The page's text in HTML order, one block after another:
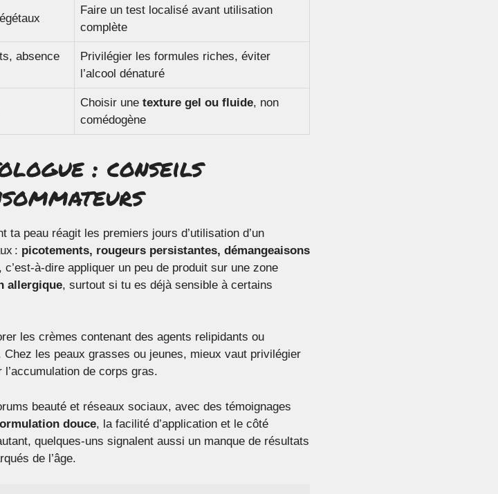
Faire un test localisé avant utilisation
complète
absence
Privilégier les formules riches, éviter
l’alcool dénaturé
Choisir une texture gel ou fluide, non
comédogène
: conseils
ta peau réagit les premiers jours d’utilisation d’un
: picotements, rougeurs persistantes, démangeaisons
à-dire appliquer un peu de produit sur une zone
allergique, surtout si tu es déjà sensible à certains
les crèmes contenant des agents relipidants ou
les peaux grasses ou jeunes, mieux vaut privilégier
l’accumulation de corps gras.
beauté et réseaux sociaux, avec des témoignages
douce, la facilité d’application et le côté
quelques-uns signalent aussi un manque de résultats
de l’âge.